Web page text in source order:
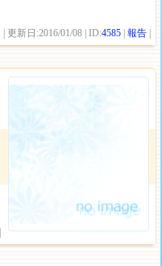
| 更新日:2016/01/08 | ID:4585 |報告